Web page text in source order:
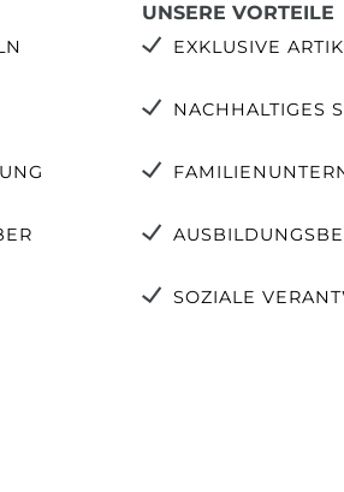
UNSERE VORTEILE
EXKLUSIVE
NACHHALTIGES
SOZIALE